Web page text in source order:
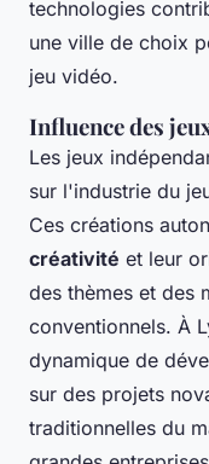
technologies
une ville de choix
jeu vidéo.
Influence des
Les jeux
sur l'industrie du
Ces créations
créativité et leur
des thèmes et des
conventionnels. À
dynamique de
sur des projets
traditionnelles du